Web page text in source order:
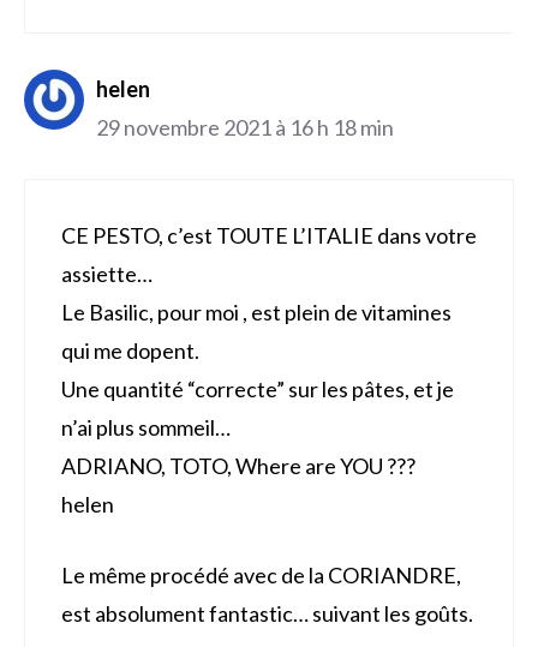
helen
29 novembre 2021 à 16 h 18 min
CE PESTO, c’est TOUTE L’ITALIE dans votre
assiette…
Le Basilic, pour moi , est plein de vitamines
qui me dopent.
Une quantité “correcte” sur les pâtes, et je
n’ai plus sommeil…
ADRIANO, TOTO, Where are YOU ???
helen
Le même procédé avec de la CORIANDRE,
est absolument fantastic… suivant les goûts.